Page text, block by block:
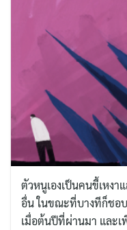
Search
ตัวหนูเองเป็นคนขี้เหง
อื่น ในขณะที่บางทีก็ชอ
เมื่อต้นปีที่ผ่านมา และเ